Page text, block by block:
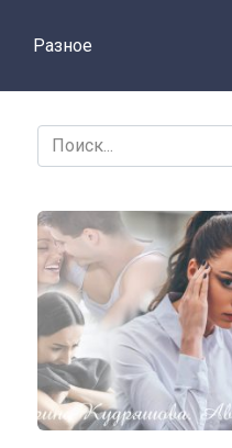
Разное
Search
for: